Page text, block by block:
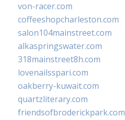
von-racer.com
coffeeshopcharleston.com
salon104mainstreet.com
alkaspringswater.com
318mainstreet8h.com
lovenailsspari.com
oakberry-kuwait.com
quartzliterary.com
friendsofbroderickpark.com